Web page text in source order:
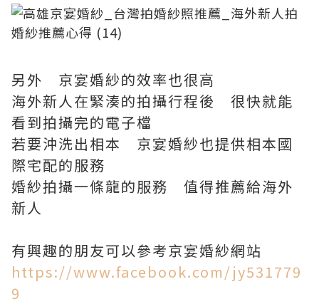
另外 京宴婚紗的效率也很高
海外新人在緊湊的拍攝行程後 很快就能
看到拍攝完的電子檔
若要沖洗出相本 京宴婚紗也提供相本國
際宅配的服務
婚紗拍攝一條龍的服務 值得推薦給海外
新人
有興趣的朋友可以參考京宴婚紗網站
https://www.facebook.com/jy531779
9